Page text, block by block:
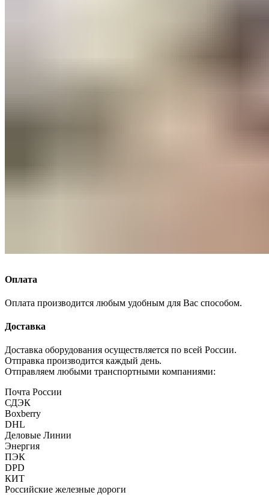
Оплата
Оплата производится любым удобным для Вас способом.
Доставка
Доставка оборудования осуществляется по всей России.
Отправка производится каждый день.
Отправляем любыми транспортными компаниями:
Почта России
СДЭК
Boxberry
DHL
Деловые Линии
Энергия
ПЭК
DPD
КИТ
Российские железные дороги